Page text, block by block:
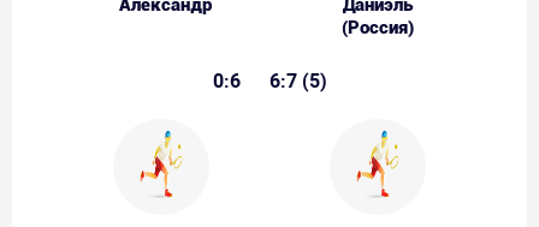
Александр
Даниэль
(Россия)
0:6 6:7 (5)